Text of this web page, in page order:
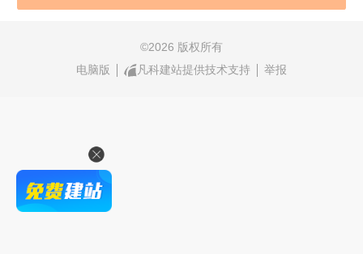
©2026 版权所有
电脑版
凡科建站提供技术支持 举报